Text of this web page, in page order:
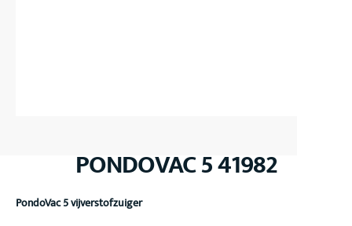
PONDOVAC 5 41982
PondoVac 5 vijverstofzuiger